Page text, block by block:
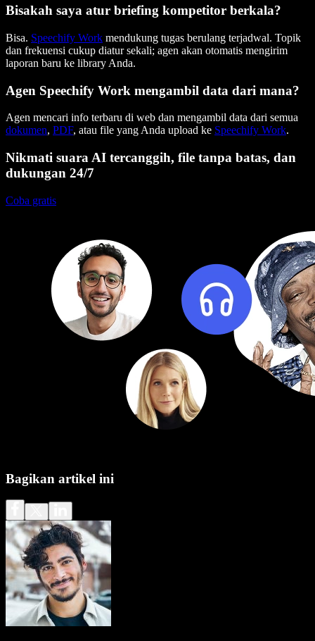
Bisakah saya atur briefing kompetitor berkala?
Bisa. Speechify Work mendukung tugas berulang terjadwal. Topik
dan frekuensi cukup diatur sekali; agen akan otomatis mengirim
laporan baru ke library Anda.
Agen Speechify Work mengambil data dari mana?
Agen mencari info terbaru di web dan mengambil data dari semua
dokumen, PDF, atau file yang Anda upload ke Speechify Work.
Nikmati suara AI tercanggih, file tanpa batas, dan
dukungan 24/7
Coba gratis
Bagikan artikel ini